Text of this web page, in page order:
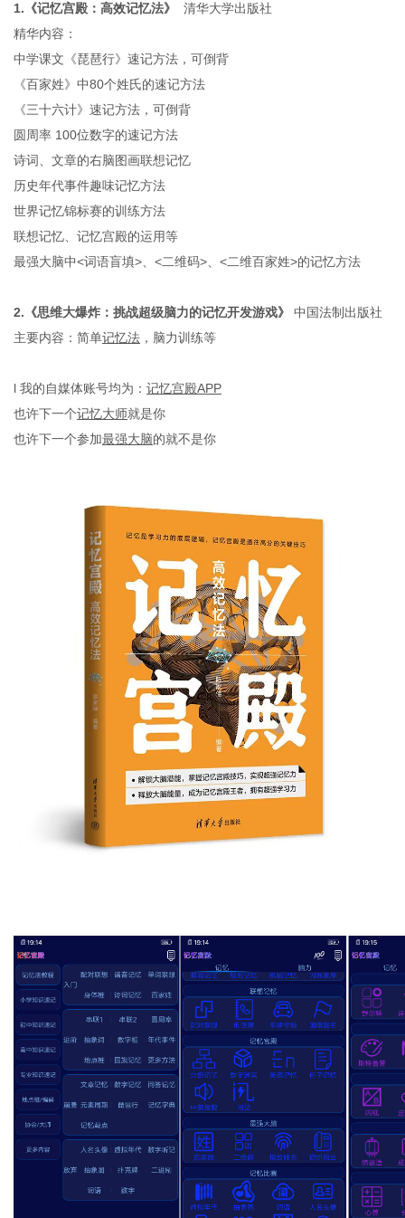
1. 《记忆宫殿：高效记忆法》
清华大学出版社
精华内容：
中学课文《琵琶行》速记方法 ，可倒背
《百家姓》中80个姓氏的速记方法
《三十六计》速记方法 ，可倒背
圆周率 100位数字的速记方法
诗词、文章的右脑图画联想记忆
历史年代事件趣味记忆方法
世界记忆锦标赛的训练方法
联想记忆、记忆宫殿的运用等
最强大脑中<词语盲填> <二维码> <二维百家姓>的记忆方法
2. 《思维大爆炸：挑战超级脑力的记忆开发游戏》
中国法制出版社
主要内容：简单记忆法 ，脑力训练等
l 我的自媒体账号均为： 记忆宫殿APP
也许下一个记忆大师就是你
也许下一个参加最强大脑的就不是你